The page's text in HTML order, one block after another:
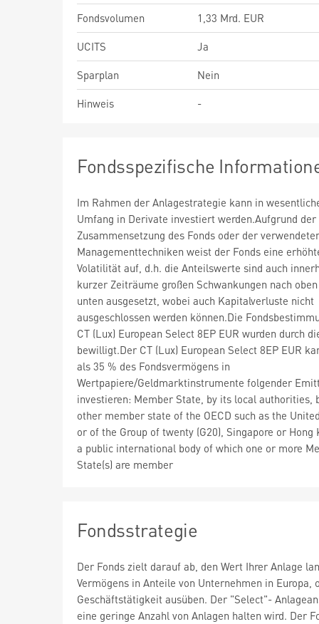
Fondsvolumen
1,33 Mrd. EUR
UCITS
Ja
Sparplan
Nein
Hinweis
-
Fondsspezifische
Im Rahmen der Anlagestrategie kann in
Umfang in Derivate investiert werden.Aufgrund der
Zusammensetzung des Fonds oder der
Managementtechniken weist der Fonds eine
Volatilität auf, d.h. die Anteilswerte sind auch
kurzer Zeiträume großen Schwankungen nach
unten ausgesetzt, wobei auch Kapitalverluste nicht
ausgeschlossen werden können.Die
CT (Lux) European Select 8EP EUR wurden durch
bewilligt.Der CT (Lux) European Select 8EP EUR
als 35 % des Fondsvermögens in
Wertpapiere/Geldmarktinstrumente folgender
investieren: Member State, by its local authorities,
other member state of the OECD such as the
or of the Group of twenty (G20), Singapore or Hong
a public international body of which one or more
State(s) are member
Fondsstrategie
Der Fonds zielt darauf ab, den Wert Ihrer Anlage
Vermögens in Anteile von Unternehmen in
Geschäftstätigkeit ausüben. Der "Select"-
eine geringe Anzahl von Anlagen halten wird. Der